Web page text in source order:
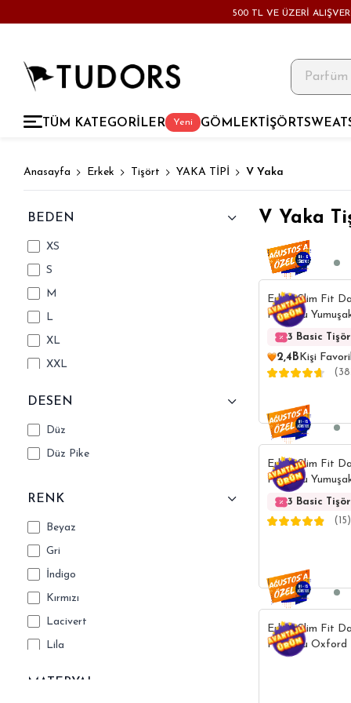
500 TL VE ÜZERİ
Yeni
TÜM KATEGORİLER GÖMLEK TİŞÖRT
Anasayfa Erkek Tişört YAKA TİPİ V Yaka
BEDEN
XS
S
M
L
XL
XXL
DESEN
Düz
Düz Pike
RENK
Beyaz
Gri
İndigo
Kırmızı
Lacivert
Lila
MATERYAL
V Yaka
Erkek Slim Fit
Pamuklu
Esnek Kumaş
V Yaka Tişört
3 Basic
2,4B Kişi
Erkek Slim Fit
Pamuklu
Esnek Kumaş
V Yaka Tişört
3 Basic
(15)
Erkek Slim Fit
Pamuklu Oxford
Tişört